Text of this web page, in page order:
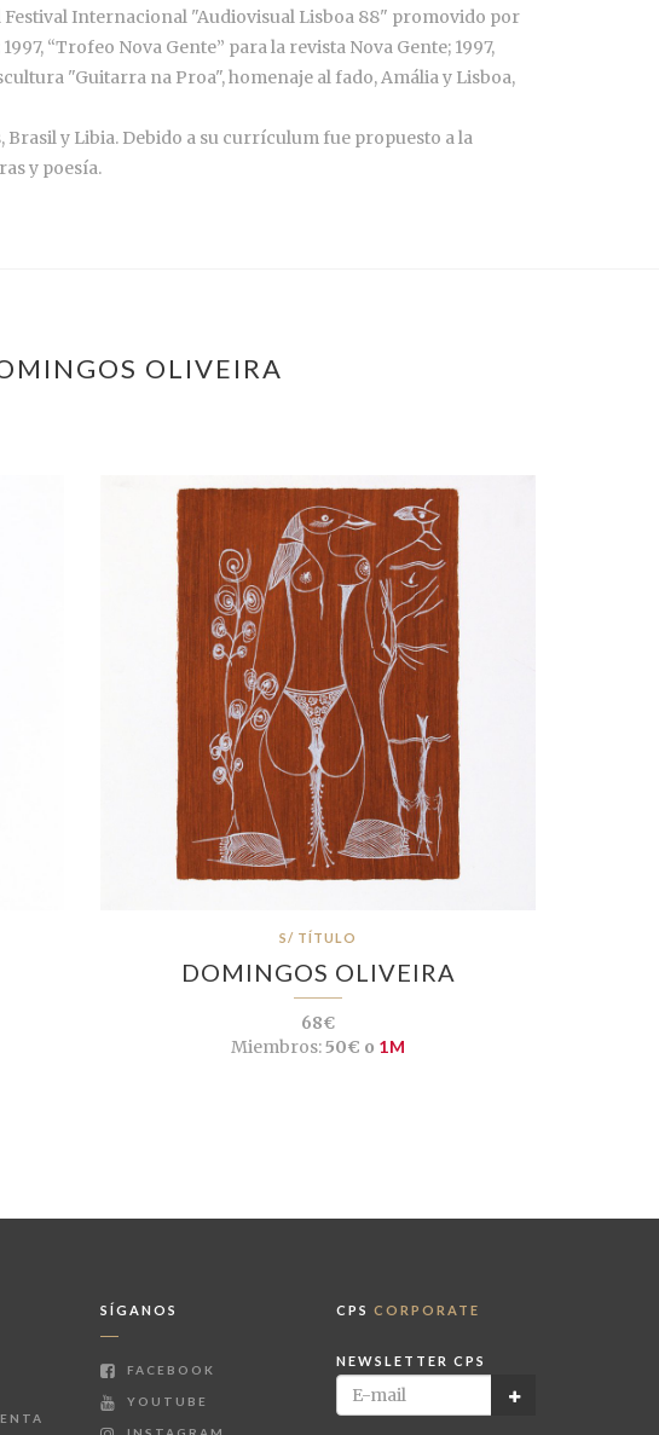
Festival Internacional "Audiovisual Lisboa 88" promovido por
“Trofeo Nova Gente” para la revista Nova Gente; 1997,
"Guitarra na Proa", homenaje al fado, Amália y Lisboa,
y Libia. Debido a su currículum fue propuesto a la
y poesía.
OLIVEIRA
S/ TÍTULO
DOMINGOS OLIVEIRA
68€
Miembros:50€ o 1M
SÍGANOS
FACEBOOK
YOUTUBE
CPS CORPORATE
NEWSLETTER CPS